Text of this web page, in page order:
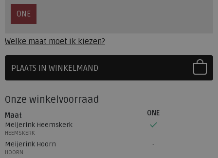
ONE
Welke maat moet ik kiezen?
PLAATS IN WINKELMAND
Onze winkelvoorraad
Maat
ONE
Meijerink Heemskerk
HEEMSKERK
Meijerink Hoorn
HOORN